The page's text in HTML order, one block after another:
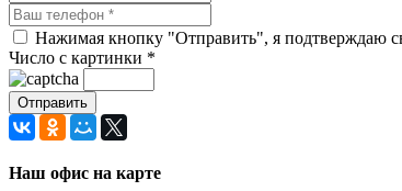
Нажимая кнопку "Отправить", я подтверждаю
Число с картинки *
Наш офис на карте